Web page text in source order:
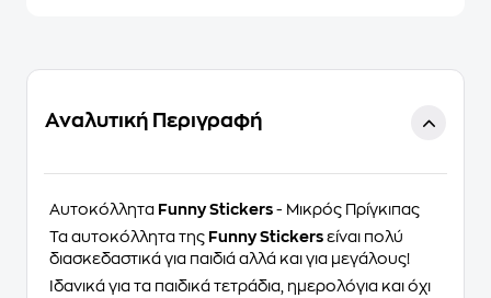
Αναλυτική Περιγραφή
Αυτοκόλλητα Funny Stickers - Μικρός Πρίγκιπας
Τα αυτοκόλλητα της Funny Stickers είναι πολύ
διασκεδαστικά για παιδιά αλλά και για μεγάλους!
Ιδανικά για τα παιδικά τετράδια, ημερολόγια και όχι